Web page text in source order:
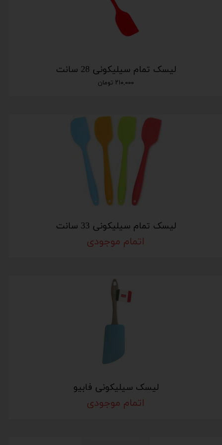
لیسک تمام سیلیکونی 28 سانت
۲۱۰,۰۰۰ تومان
لیسک تمام سیلیکونی 33 سانت
اتمام موجودی
لیسک سیلیکونی فابیو
اتمام موجودی